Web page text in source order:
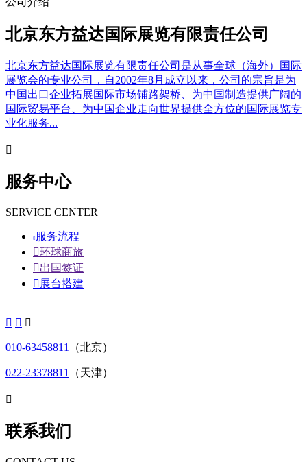
北京东方益达国际展览有限责任公司
北京东方益达国际展览有限责任公司是从事全球（海外）国际
展览会的专业公司，自2002年8月成立以来，公司的宗旨是为
中国出口企业拓展国际市场铺路架桥、为中国制造提供广阔的
国际贸易平台、为中国企业走向世界提供全方位的国际展览专
业化服务...

服务中心
SERVICE CENTER
 服务流程
环球商旅
出国签证
 展台搭建
  
010-63458811 （北京）
022-23378811 （天津）

联系我们